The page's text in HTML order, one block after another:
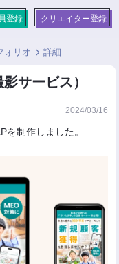
登録 クリエイター登録
ォリオ 詳細
サービス）
2024/03/16
を制作しました。